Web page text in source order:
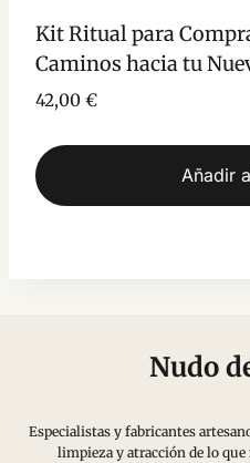
Kit Ritual para
Caminos hacia tu
42,00 €
Añadir
Nudo
Especialistas y fabricantes
limpieza y atracción de lo que